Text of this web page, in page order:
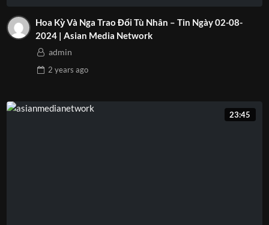
Hoa Kỳ Và Nga Trao Đổi Tù Nhân – Tin Ngày 02-08-
2024 | Asian Media Network
admin
2 years ago
23:45